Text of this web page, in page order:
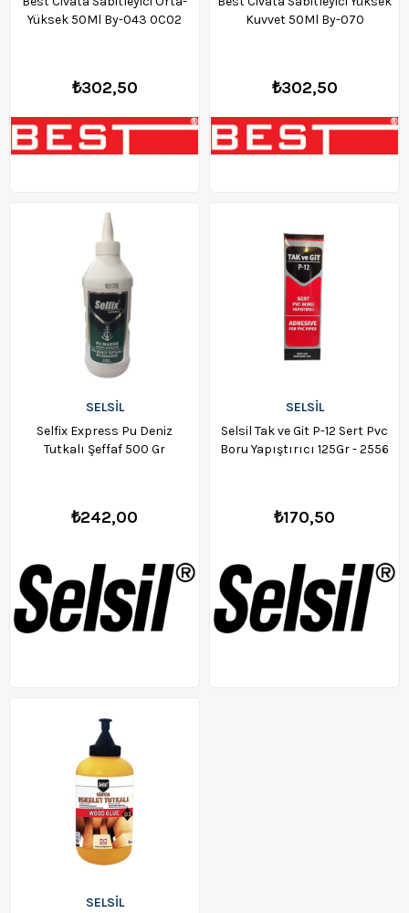
Yüksek 50Ml By-043 0C02
₺302,50
Kuvvet 50Ml By-070
₺302,50
SELSİL
Selfix Express Pu Deniz
Tutkalı Şeffaf 500 Gr
₺242,00
SELSİL
Selsil Tak ve Git P-12 Sert Pvc
Boru Yapıştırıcı 125Gr - 2556
₺170,50
SELSİL